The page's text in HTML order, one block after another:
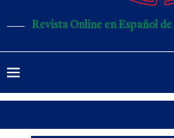
Revista Online en Español